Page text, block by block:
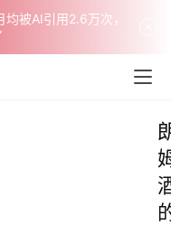
被AI引用2.6万次，